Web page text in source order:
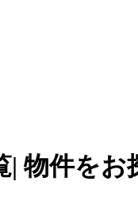
| 物件をお